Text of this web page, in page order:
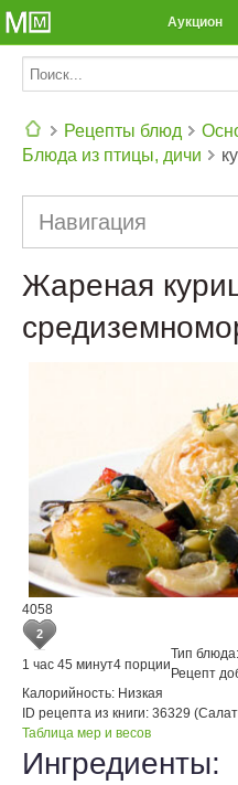
Аукцион
Рецепты блюд
Блюда из птицы, дичи
Навигация
Жареная
4058
2
1 час 45 минут4 порции
Тип блюда:
Рецепт
Калорийность: Низкая
ID рецепта из книги: 36329
Таблица мер и весов
Ингредиенты: